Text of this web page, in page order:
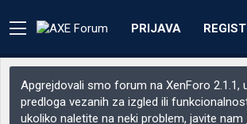
PRIJAVA
Apgrejdovali smo forum na XenForo 2.1.1,
predloga vezanih za izgled ili
ukoliko naletite na neki problem, javite nam